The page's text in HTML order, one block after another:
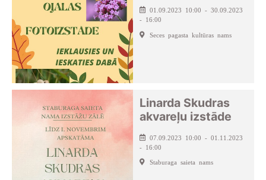
01.09.2023 10:00 - 30.09.2023
- 16:00
Seces pagasta kultūras nams
Linarda Skudras
akvareļu izstāde
07.09.2023 10:00 - 01.11.2023
- 16:00
Staburaga saieta nams